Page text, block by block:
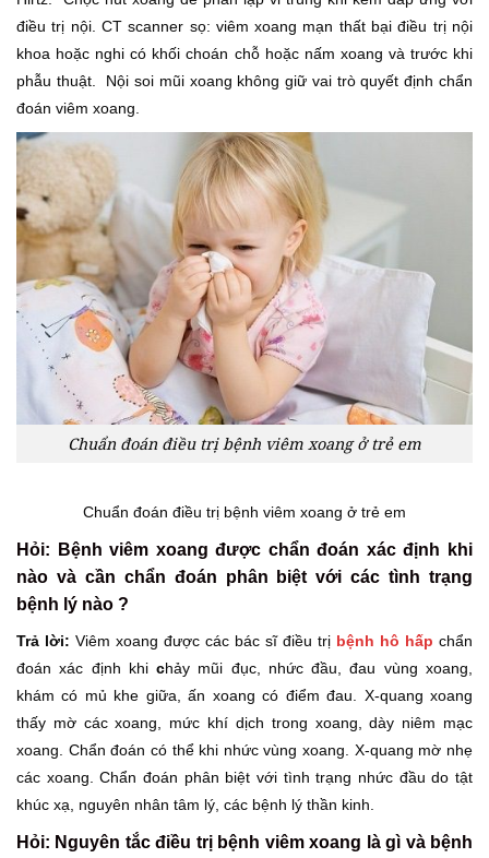
điều trị nội. CT scanner sọ: viêm xoang mạn thất bại điều trị nội
khoa hoặc nghi có khối choán chỗ hoặc nấm xoang và trước khi
phẫu thuật.
Nội soi mũi xoang không giữ vai trò quyết định chẩn
đoán viêm xoang.
Chuẩn đoán điều trị bệnh viêm xoang ở trẻ em
Chuẩn đoán điều trị bệnh viêm xoang ở trẻ em
Hỏi: Bệnh viêm xoang được chẩn đoán xác định khi
nào và cần chẩn đoán phân biệt với các tình trạng
bệnh lý nào ?
Trả lời: Viêm xoang được các bác sĩ điều trị bệnh hô hấp chẩn
đoán xác định khichảy mũi đục, nhức đầu, đau vùng xoang,
khám có mủ khe giữa, ấn xoang có điểm đau. X-quang xoang
thấy mờ các xoang, mức khí dịch trong xoang, dày niêm mạc
xoang. Chẩn đoán có thể khi nhức vùng xoang. X-quang mờ nhẹ
các xoang. Chẩn đoán phân biệt với tình trạng nhức đầu do tật
khúc xạ, nguyên nhân tâm lý, các bệnh lý thần kinh.
Hỏi: Nguyên tắc điều trị bệnh viêm xoang là gì và bệnh